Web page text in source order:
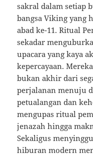
sakral dalam setiap
bangsa Viking yang
abad ke-11. Ritual
sekadar
upacara yang kaya
kepercayaan.
bukan akhir dari
perjalanan menuju
petualangan dan
mengupas ritual
jenazah hingga
Sekaligus
hiburan modern